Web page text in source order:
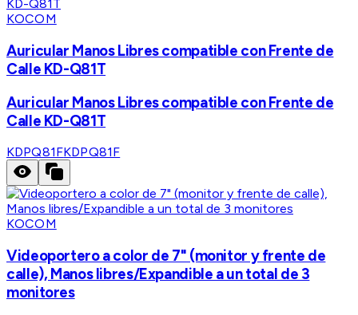
KOCOM
Auricular Manos Libres compatible con Frente de
Calle KD-Q81T
Auricular Manos Libres compatible con Frente de
Calle KD-Q81T
KDPQ81FKDPQ81F
KOCOM
Videoportero a color de 7" (monitor y frente de
calle), Manos libres/Expandible a un total de 3
monitores